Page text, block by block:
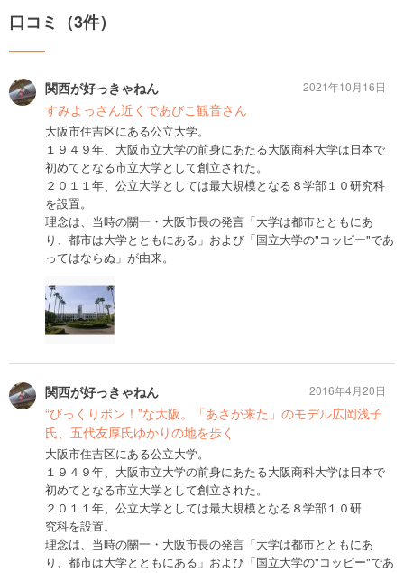
口コミ（3件）
関西が好っきゃねん
すみよっさん近くであびこ観音さん
大阪市住吉区にある公立大学。
１９４９年、大阪市立大学の前身にあたる大阪商科大学は日本で
初めてとなる市立大学として創立された。
２０１１年、公立大学としては最大規模となる８学部１０研究科
を設置。
理念は、当時の關一・大阪市長の発言「大学は都市とともにあ
り、都市は大学とともにある」および「国立大学の"コッピー"であ
ってはならぬ」が由来。
2021年10月16日
関西が好っきゃねん
“びっくりポン！”な大阪。「あさが来た」のモデル広岡浅子
氏、五代友厚氏ゆかりの地を歩く
大阪市住吉区にある公立大学。
１９４９年、大阪市立大学の前身にあたる大阪商科大学は日本で
初めてとなる市立大学として創立された。
２０１１年、公立大学としては最大規模となる８学部１０研
究科を設置。
理念は、当時の關一・大阪市長の発言「大学は都市とともにあ
り、都市は大学とともにある」および「国立大学の"コッピー"であ
2016年4月20日